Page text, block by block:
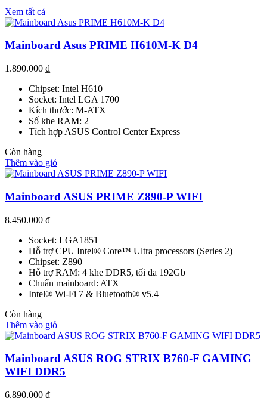
Xem tất cả
Mainboard Asus PRIME H610M-K D4
1.890.000 ₫
Chipset: Intel H610
Socket: Intel LGA 1700
Kích thước: M-ATX
Số khe RAM: 2
Tích hợp ASUS Control Center Express
Còn hàng
Thêm vào giỏ
Mainboard ASUS PRIME Z890-P WIFI
8.450.000 ₫
Socket: LGA1851
Hỗ trợ CPU Intel® Core™ Ultra processors (Series 2)
Chipset: Z890
Hỗ trợ RAM: 4 khe DDR5, tối đa 192Gb
Chuẩn mainboard: ATX
Intel® Wi-Fi 7 & Bluetooth® v5.4
Còn hàng
Thêm vào giỏ
Mainboard ASUS ROG STRIX B760-F GAMING
WIFI DDR5
6.890.000 ₫